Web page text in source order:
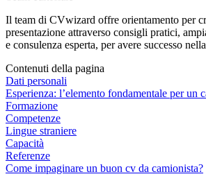
Il team di CVwizard offre orientamento per
presentazione attraverso consigli pratici,
e consulenza esperta, per avere successo
Contenuti della pagina
Dati personali
Esperienza: l’elemento fondamentale per un
Formazione
Competenze
Lingue straniere
Capacità
Referenze
Come impaginare un buon cv da camionista?